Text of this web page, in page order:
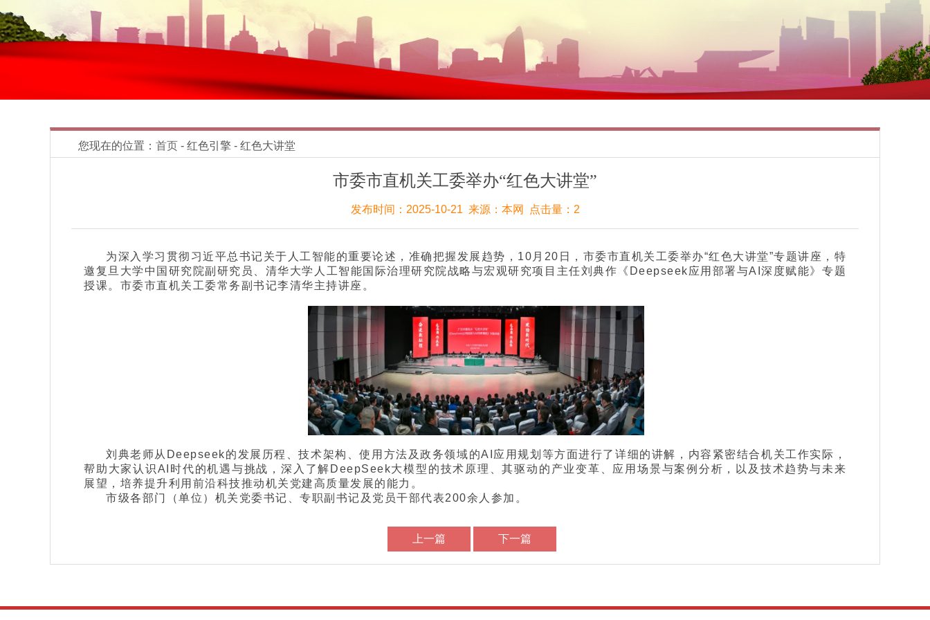
您现在的位置： 首页 - 红色引擎 - 红色大讲堂
市委市直机关工委举办“红色大讲堂”
发布时间：2025-10-21 来源：本网 点击量：2
为深入学习贯彻习近平总书记关于人工智能的重要论述，准确把握发展趋势，10月20日，市委市直机关工委举办“红色大讲堂”专题讲座，特
邀复旦大学中国研究院副研究员、清华大学人工智能国际治理研究院战略与宏观研究项目主任刘典作《Deepseek应用部署与AI深度赋能》专题
授课。市委市直机关工委常务副书记李清华主持讲座。
刘典老师从Deepseek的发展历程、技术架构、使用方法及政务领域的AI应用规划等方面进行了详细的讲解，内容紧密结合机关工作实际，
帮助大家认识AI时代的机遇与挑战，深入了解DeepSeek大模型的技术原理、其驱动的产业变革、应用场景与案例分析，以及技术趋势与未来
展望，培养提升利用前沿科技推动机关党建高质量发展的能力。
市级各部门（单位）机关党委书记、专职副书记及党员干部代表200余人参加。
上一篇 下一篇